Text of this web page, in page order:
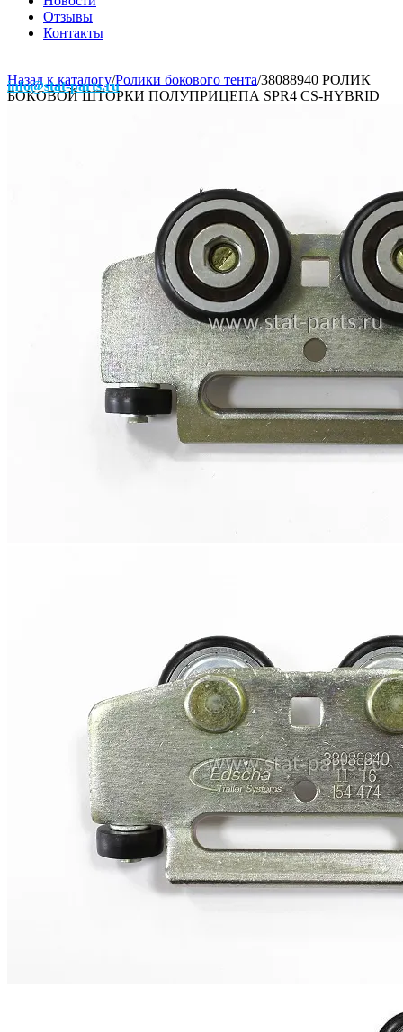
Отзывы
Контакты
info@stat-parts.ru
Назад к каталогу/Ролики бокового тента/38088940 РОЛИК
БОКОВОЙ ШТОРКИ ПОЛУПРИЦЕПА SPR4 CS-HYBRID